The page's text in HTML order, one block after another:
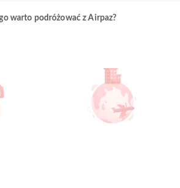
warto podróżować z Airpaz?